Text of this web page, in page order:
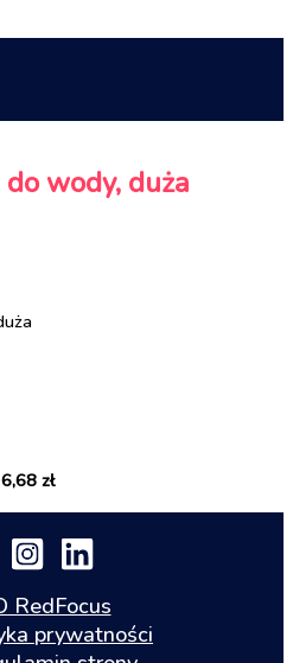
wody, duża
zł
RedFocus
prywatności